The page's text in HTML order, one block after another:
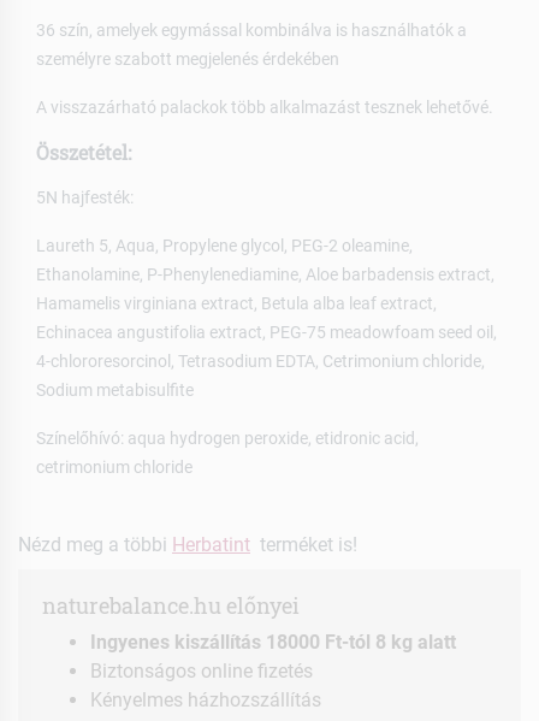
36 szín, amelyek egymással kombinálva is használhatók a
személyre szabott megjelenés érdekében
A visszazárható palackok több alkalmazást tesznek lehetővé.
Összetétel:
5N hajfesték:
Laureth 5, Aqua, Propylene glycol, PEG-2 oleamine,
Ethanolamine, P-Phenylenediamine, Aloe barbadensis extract,
Hamamelis virginiana extract, Betula alba leaf extract,
Echinacea angustifolia extract, PEG-75 meadowfoam seed oil,
4-chlororesorcinol, Tetrasodium EDTA, Cetrimonium chloride,
Sodium metabisulfite
Színelőhívó: aqua hydrogen peroxide, etidronic acid,
cetrimonium chloride
Nézd meg a többi Herbatint terméket is!
naturebalance.hu előnyei
Ingyenes kiszállítás 18000 Ft-tól 8 kg alatt
Biztonságos online fizetés
Kényelmes házhozszállítás